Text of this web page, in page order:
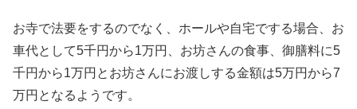
お寺で法要をするのでなく、ホールや自宅でする場合、お
車代として5千円から1万円、お坊さんの食事、御膳料に5
千円から1万円とお坊さんにお渡しする金額は5万円から7
万円となるようです。